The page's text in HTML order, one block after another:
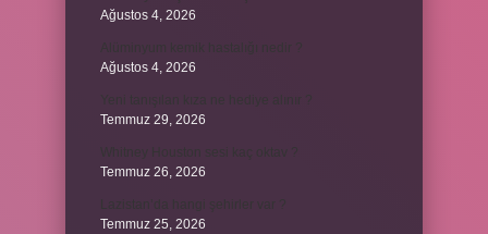
Ağustos 4, 2026
Ağustos 4, 2026
Temmuz 29, 2026
Temmuz 26, 2026
Temmuz 25, 2026